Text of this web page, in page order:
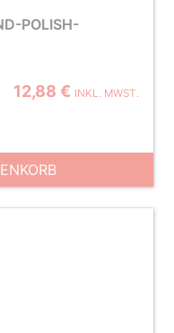
POLISH-
12,88 € INKL. MWST.